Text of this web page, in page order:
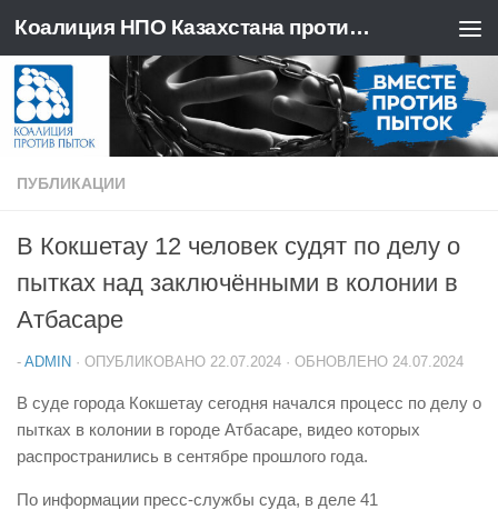
Перейти к содержимому Коалиция НПО Казахстана против пыток
ПУБЛИКАЦИИ
В Кокшетау 12 человек судят по делу о
пытках над заключёнными в колонии в
Атбасаре
- ADMIN · ОПУБЛИКОВАНО 22.07.2024 · ОБНОВЛЕНО 24.07.2024
В суде города Кокшетау сегодня начался процесс по делу о
пытках в колонии в городе Атбасаре, видео которых
распространились в сентябре прошлого года.
По информации пресс-службы суда, в деле 41